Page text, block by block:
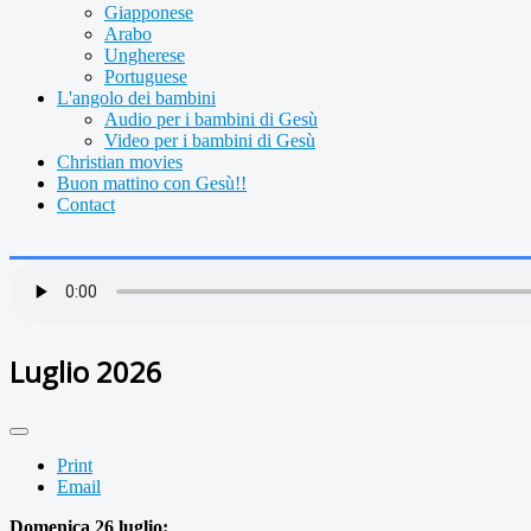
Giapponese
Arabo
Ungherese
Portuguese
L'angolo dei bambini
Audio per i bambini di Gesù
Video per i bambini di Gesù
Christian movies
Buon mattino con Gesù!!
Contact
Luglio 2026
Print
Email
Domenica 26 luglio: